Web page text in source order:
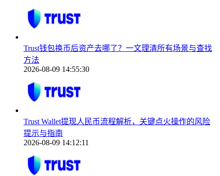
Trust钱包换币后资产去哪了？一文理清所有场景与查找
方法
2026-08-09 14:55:30
Trust Wallet提现人民币流程解析，关键点火操作的风险
提示与指南
2026-08-09 14:12:11